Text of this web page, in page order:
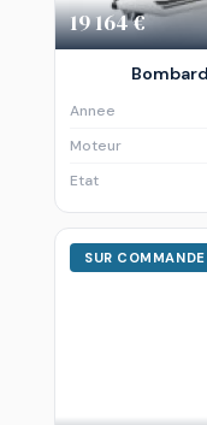
19 164 €
Annee
Moteur
Etat
SUR COMMANDE